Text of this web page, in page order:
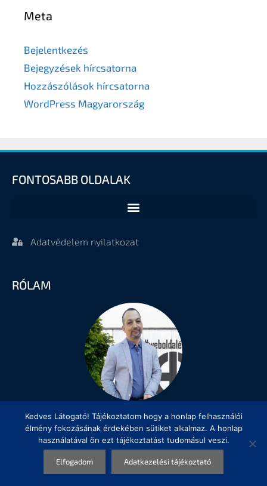
Meta
Bejelentkezés
Bejegyzések hírcsatorna
Hozzászólások hírcsatorna
WordPress Magyarország
FONTOSABB OLDALAK
Adatvédelem nyilatkozat
RÓLAM
Hernyák Gábor informatikus, egyéni vállalkozó vagyok,
fő tevékenységemWordPressalapúweboldalak
webáruházak, Landing oldalakkészítése,
karbantartása, tartalom-menedzseléseElementor Pro
segítségével
Kedves Látogató! Tájékoztatom hogy a honlap felhasználói
élmény fokozásának érdekében sütiket alkalmaz. A honlap
használatával ön ezt tájékoztatást tudomásul veszi.
Elfogadom Adatkezelési tájékoztató